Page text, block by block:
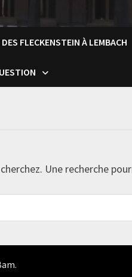
FLECKENSTEIN À LEMBACH
Une recherche
.